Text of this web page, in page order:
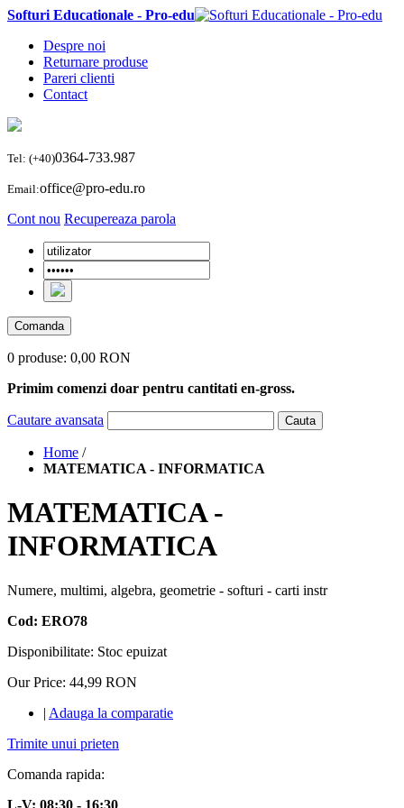
Softuri Educationale - Pro-edu
Despre noi
Returnare produse
Pareri clienti
Contact
Tel: (+40)0364-733.987
Email:office@pro-edu.ro
Cont nou Recupereaza parola
Comanda
0 produse: 0,00 RON
Primim comenzi doar pentru cantitati en-gross.
Cautare avansata Cauta
Home /
MATEMATICA - INFORMATICA
MATEMATICA -
INFORMATICA
Numere, multimi, algebra, geometrie - softuri - carti instr
Cod: ERO78
Disponibilitate: Stoc epuizat
Our Price: 44,99 RON
| Adauga la comparatie
Trimite unui prieten
Comanda rapida:
L-V: 08:30 - 16:30